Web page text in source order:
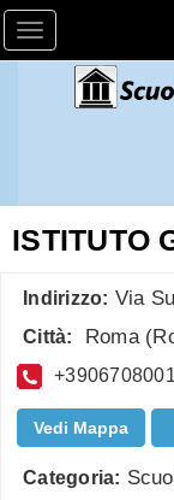
Toggle
ISTITUTO
Indirizzo: Via
Città: Roma (
Vedi Mappa
Categoria: